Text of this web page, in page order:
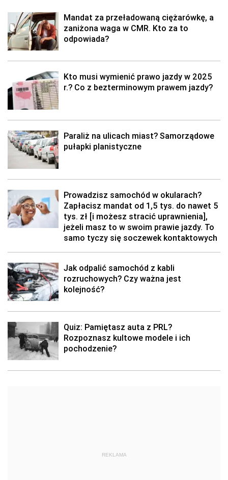
Mandat za przeładowaną ciężarówkę, a
zaniżona waga w CMR. Kto za to
odpowiada?
Kto musi wymienić prawo jazdy w 2025
r.? Co z bezterminowym prawem jazdy?
Paraliż na ulicach miast? Samorządowe
pułapki planistyczne
Prowadzisz samochód w okularach?
Zapłacisz mandat od 1,5 tys. do nawet 5
tys. zł [i możesz stracić uprawnienia],
jeżeli masz to w swoim prawie jazdy. To
samo tyczy się soczewek kontaktowych
Jak odpalić samochód z kabli
rozruchowych? Czy ważna jest
kolejność?
Quiz: Pamiętasz auta z PRL?
Rozpoznasz kultowe modele i ich
pochodzenie?
REKLAMA